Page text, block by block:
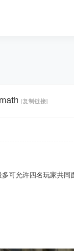
[复制链接]
可允许四名玩家共